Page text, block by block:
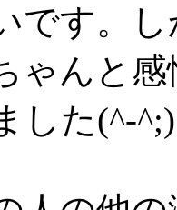
です。
ゃんと
した(^-^;)